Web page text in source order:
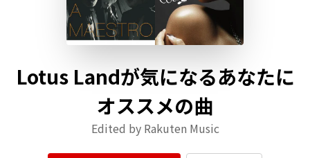
Lotus Landが気になるあなたに
オススメの曲
Edited by Rakuten Music